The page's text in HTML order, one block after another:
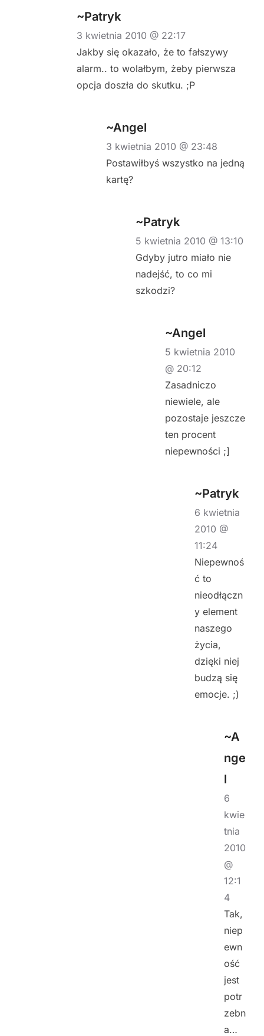
~Patryk
3 kwietnia 2010 @ 22:17
Jakby się okazało, że to fałszywy
alarm.. to wolałbym, żeby pierwsza
opcja doszła do skutku. ;P
~Angel
3 kwietnia 2010 @ 23:48
Postawiłbyś wszystko na jedną
kartę?
~Patryk
5 kwietnia 2010 @ 13:10
Gdyby jutro miało nie
nadejść, to co mi
szkodzi?
~Angel
5 kwietnia 2010
@ 20:12
Zasadniczo
niewiele, ale
pozostaje jeszcze
ten procent
niepewności ;]
~Patryk
6 kwietnia
2010 @
11:24
Niepewnoś
ć to
nieodłączn
y element
naszego
życia,
dzięki niej
budzą się
emocje. ;)
~A
nge
l
6
kwie
tnia
2010
@
12:1
4
Tak,
niep
ewn
ość
jest
potr
zebn
a…